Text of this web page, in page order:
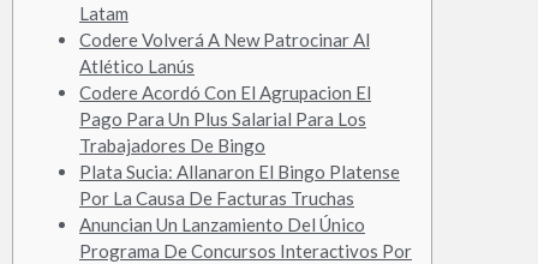
Latam
Codere Volverá A New Patrocinar Al
Atlético Lanús
Codere Acordó Con El Agrupacion El
Pago Para Un Plus Salarial Para Los
Trabajadores De Bingo
Plata Sucia: Allanaron El Bingo Platense
Por La Causa De Facturas Truchas
Anuncian Un Lanzamiento Del Único
Programa De Concursos Interactivos Por